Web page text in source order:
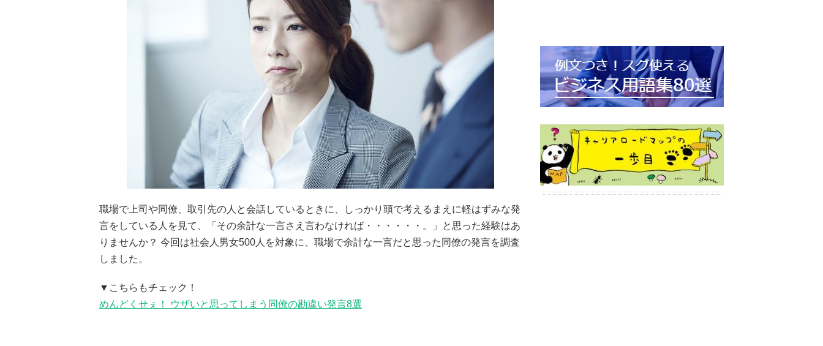
職場で上司や同僚、取引先の人と会話しているときに、しっかり頭で考えるまえに軽はずみな発
言をしている人を見て、「その余計な一言さえ言わなければ・・・・・・。」と思った経験はあ
りませんか？ 今回は社会人男女500人を対象に、職場で余計な一言だと思った同僚の発言を調査
しました。
▼こちらもチェック！
めんどくせぇ！ ウザいと思ってしまう同僚の勘違い発言8選